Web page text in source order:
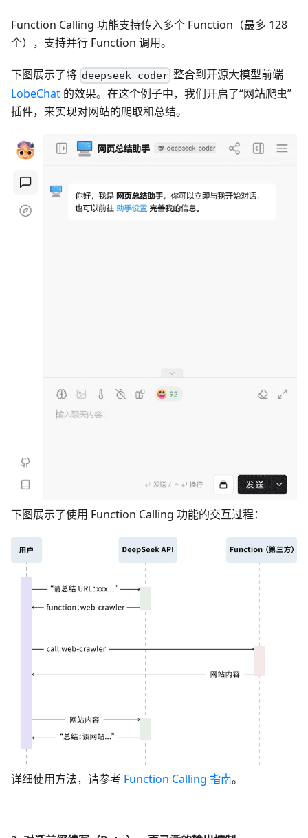
Function Calling 功能支持传入多个 Function（最多 128
个），支持并行 Function 调用。
下图展示了将 deepseek-coder 整合到开源大模型前端
LobeChat 的效果。在这个例子中，我们开启了“网站爬虫”
插件，来实现对网站的爬取和总结。
下图展示了使用 Function Calling 功能的交互过程：
详细使用方法，请参考 Function Calling 指南。